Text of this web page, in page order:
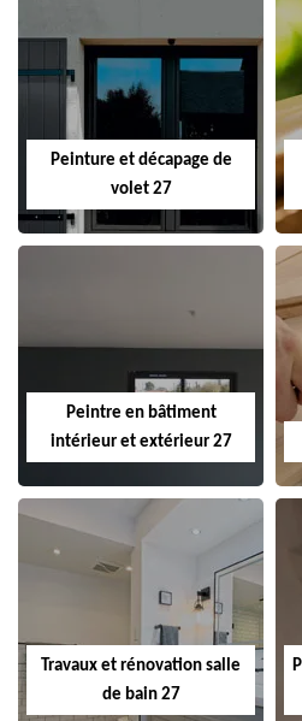
Peinture et décapage de
volet 27
Peintre en bâtiment
intérieur et extérieur 27
Travaux et rénovation salle
de bain 27